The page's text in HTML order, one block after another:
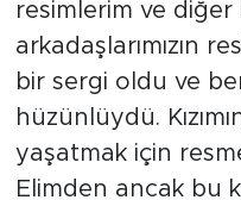
resimlerim ve diğer
arkadaşlarımızın
bir sergi oldu ve
hüzünlüydü.
yaşatmak için
Elimden ancak bu